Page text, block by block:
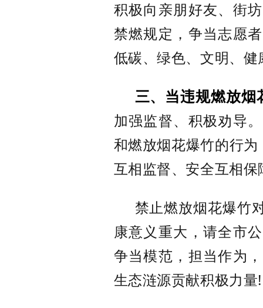
积极向亲朋好友、街
禁燃规定，争当志愿
低碳、绿色、文明、
三、当违规燃放烟
加强监督、积极劝导
和燃放烟花爆竹的行
互相监督、安全互相
禁止燃放烟花爆竹
康意义重大，请全市
争当模范，担当作为
生态涟源贡献积极力量!